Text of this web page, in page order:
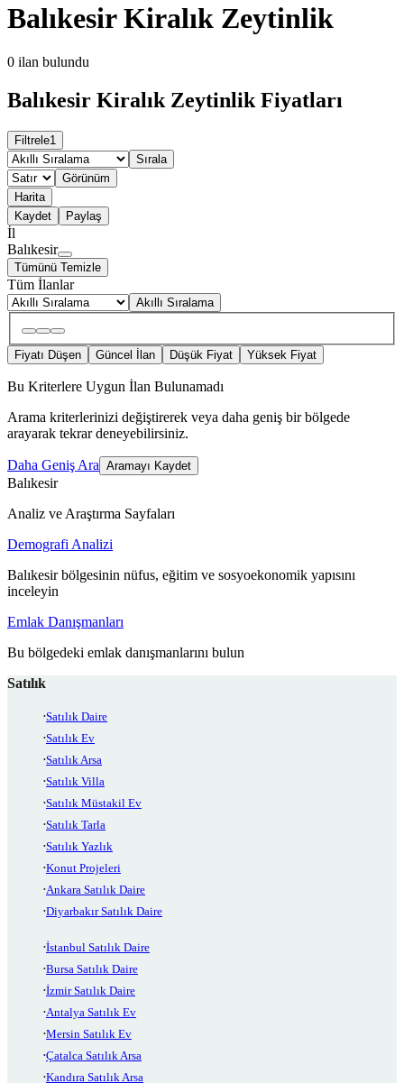
Balıkesir Kiralık Zeytinlik
0 ilan bulundu
Balıkesir Kiralık Zeytinlik Fiyatları
Filtrele1
Sırala
Görünüm
Harita
Kaydet
Paylaş
İl
Balıkesir
Tümünü Temizle
Tüm İlanlar
Akıllı Sıralama
Fiyatı Düşen Güncel İlan Düşük Fiyat Yüksek Fiyat
Bu Kriterlere Uygun İlan Bulunamadı
Arama kriterlerinizi değiştirerek veya daha geniş bir bölgede
arayarak tekrar deneyebilirsiniz.
Daha Geniş Ara Aramayı Kaydet
Balıkesir
Analiz ve Araştırma Sayfaları
Demografi Analizi
Balıkesir bölgesinin nüfus, eğitim ve sosyoekonomik yapısını
inceleyin
Emlak Danışmanları
Bu bölgedeki emlak danışmanlarını bulun
Satılık
Satılık Daire
Satılık Ev
Satılık Arsa
Satılık Villa
Satılık Müstakil Ev
Satılık Tarla
Satılık Yazlık
Konut Projeleri
Ankara Satılık Daire
Diyarbakır Satılık Daire
İstanbul Satılık Daire
Bursa Satılık Daire
İzmir Satılık Daire
Antalya Satılık Ev
Mersin Satılık Ev
Çatalca Satılık Arsa
Kandıra Satılık Arsa